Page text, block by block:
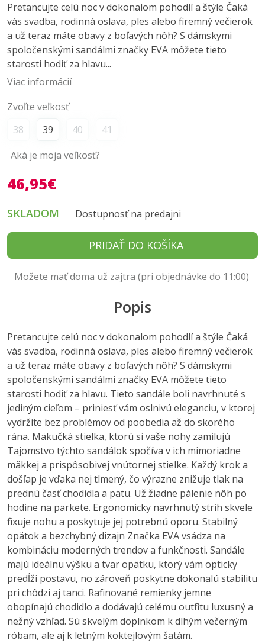
Pretancujte celú noc v dokonalom pohodlí a štýle Čaká
vás svadba, rodinná oslava, ples alebo firemný večierok
a už teraz máte obavy z boľavých nôh? S dámskymi
spoločenskými sandálmi značky EVA môžete tieto
starosti hodiť za hlavu...
Viac informácií
Zvoľte veľkosť
38
39 40
41
Aká je moja veľkosť?
46,95€
SKLADOM Dostupnosť na predajni
PRIDAŤ DO KOŠÍKA
Možete mať doma už zajtra (pri objednávke do 11:00)
Popis
Pretancujte celú noc v dokonalom pohodlí a štýle Čaká
vás svadba, rodinná oslava, ples alebo firemný večierok
a už teraz máte obavy z boľavých nôh? S dámskymi
spoločenskými sandálmi značky EVA môžete tieto
starosti hodiť za hlavu. Tieto sandále boli navrhnuté s
jediným cieľom – priniesť vám oslnivú eleganciu, v ktorej
vydržíte bez problémov od poobedia až do skorého
rána. Mäkučká stielka, ktorú si vaše nohy zamilujú
Tajomstvo týchto sandálok spočíva v ich mimoriadne
mäkkej a prispôsobivej vnútornej stielke. Každý krok a
došľap je vďaka nej tlmený, čo výrazne znižuje tlak na
prednú časť chodidla a pätu. Už žiadne pálenie nôh po
hodine na parkete. Ergonomicky navrhnutý strih skvele
fixuje nohu a poskytuje jej potrebnú oporu. Stabilný
opätok a bezchybný dizajn Značka EVA vsádza na
kombináciu moderných trendov a funkčnosti. Sandále
majú ideálnu výšku a tvar opätku, ktorý vám opticky
predĺži postavu, no zároveň poskytne dokonalú stabilitu
pri chôdzi aj tanci. Rafinované remienky jemne
obopínajú chodidlo a dodávajú celému outfitu luxusný a
nežný vzhľad. Sú skvelým doplnkom k dlhým večerným
róbam, ale aj k letným koktejlovým šatám.